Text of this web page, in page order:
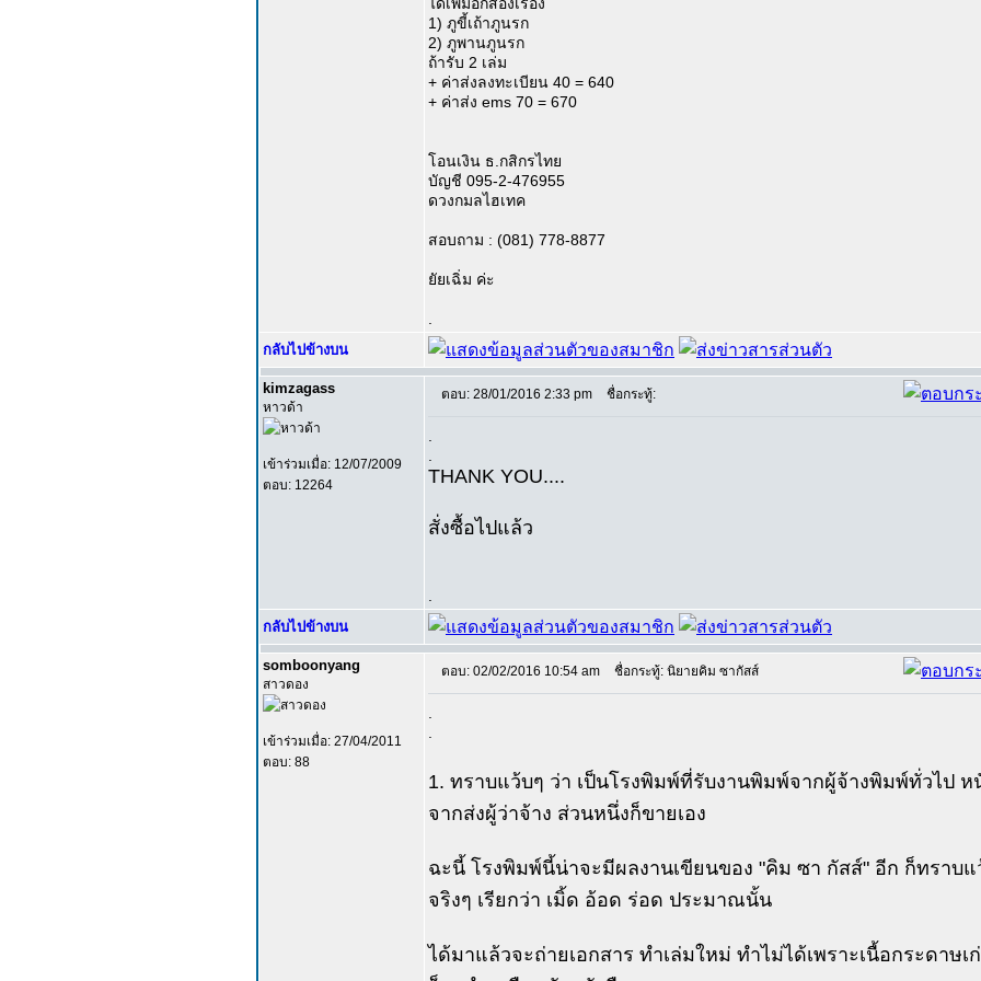
1) ภูขี้เถ้าภูนรก
2) ภูพานภูนรก
ถ้ารับ 2 เล่ม
+ ค่าส่งลงทะเบียน 40 = 640
+ ค่าส่ง ems 70 = 670
โอนเงิน ธ.กสิกรไทย
บัญชี 095-2-476955
ดวงกมลไฮเทค
สอบถาม : (081) 778-8877
ยัยเฉิ่ม ค่ะ
กลับไปข้างบน
kimzagass
หาวด้า
เข้าร่วมเมื่อ: 12/07/2009
ตอบ: 12264
ตอบ: 28/01/2016 2:33 pm ชื่อกระทู้:
THANK YOU....
สั่งซื้อไปแล้ว
กลับไปข้างบน
somboonyang
สาวดอง
เข้าร่วมเมื่อ: 27/04/2011
ตอบ: 88
ตอบ: 02/02/2016 10:54 am ชื่อกระทู้: นิยายคิม ซากัสส์
1. ทราบแว้บๆ ว่า เป็นโรงพิมพ์ที่รับงานพิมพ์จากผู้จ้างพิมพ์ทั่วไป
จากส่งผู้ว่าจ้าง ส่วนหนึ่งก็ขายเอง
ฉะนี้ โรงพิมพ์นี้น่าจะมีผลงานเขียนของ "คิม ซา กัสส์" อีก ก็ทราบแ
จริงๆ เรียกว่า เมิ้ด อ้อด ร่อด ประมาณนั้น
ได้มาแล้วจะถ่ายเอกสาร ทำเล่มใหม่ ทำไม่ได้เพราะเนื้อกระดาษ